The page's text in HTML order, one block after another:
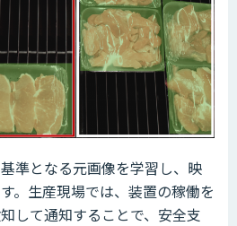
準となる元画像を学習し、映
。生産現場では、装置の稼働を
して通知することで、安全支